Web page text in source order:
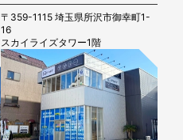
〒359-1115 埼玉県所沢市御幸町1-
16
スカイライズタワー1階